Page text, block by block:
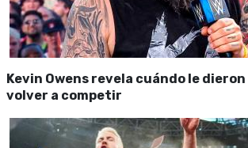
Kevin Owens revela cuándo le
volver a competir